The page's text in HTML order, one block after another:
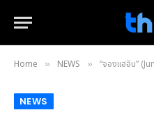
Home » NEWS » “จองแฮอิน” (Jung Hae In) จัดงานแถลงข่าวแฟนมี
NEWS